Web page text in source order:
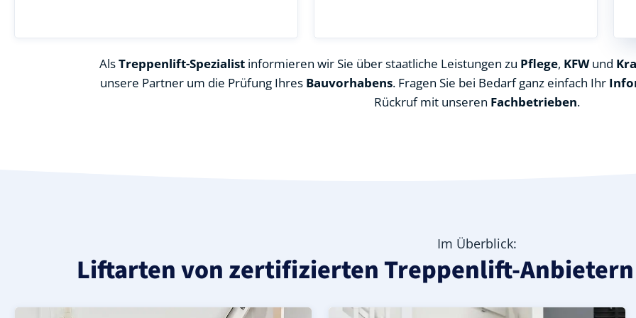
AlsTreppenlift-Spezialist informieren wir Sie über staatliche Leistungen zu Pflege, KFWund
unsere Partner um die Prüfung Ihres Bauvorhabens. Fragen Sie bei Bedarf ganz einfach Ihr
Rückruf mit unseren Fachbetrieben.
Im Überblick:
Liftarten von zertifizierten Treppenlift-